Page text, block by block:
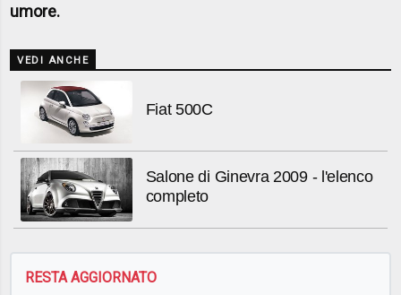
umore.
VEDI ANCHE
Fiat 500C
Salone di Ginevra 2009 - l'elenco
completo
RESTA AGGIORNATO